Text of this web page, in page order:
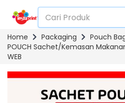
Home Packaging
Pouch
POUCH Sachet/Kemasan
WEB